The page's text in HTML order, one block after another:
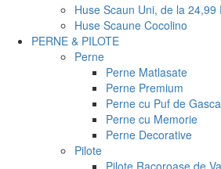
Huse Scaun Uni, de la 24,99
Huse Scaune Cocolino
PERNE & PILOTE
Perne
Perne Matlasate
Perne Premium
Perne cu Puf de Gasca
Perne cu Memorie
Perne Decorative
Pilote
Pilote Racoroase de